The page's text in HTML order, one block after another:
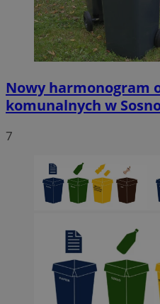
Nowy harmonogram
komunalnych w
7